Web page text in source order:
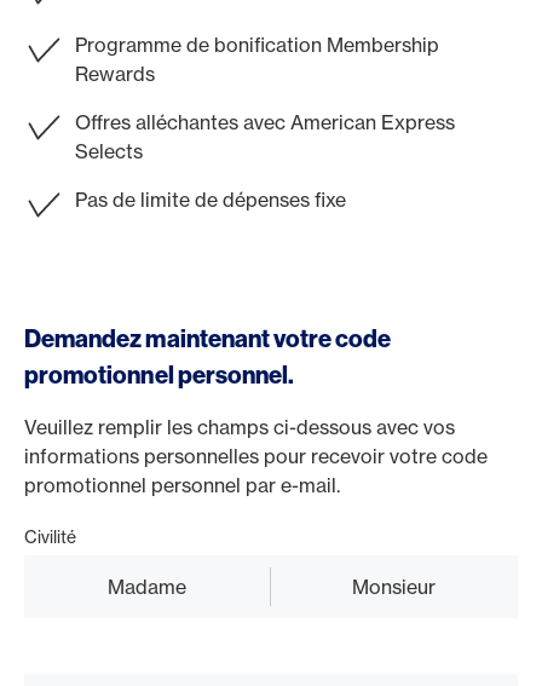
Programme de bonification Membership
Rewards
Offres alléchantes avec American Express
Selects
Pas de limite de dépenses fixe
Demandez maintenant votre code
promotionnel personnel.
Veuillez remplir les champs ci-dessous avec vos
informations personnelles pour recevoir votre code
promotionnel personnel par e-mail.
Civilité
Madame Monsieur